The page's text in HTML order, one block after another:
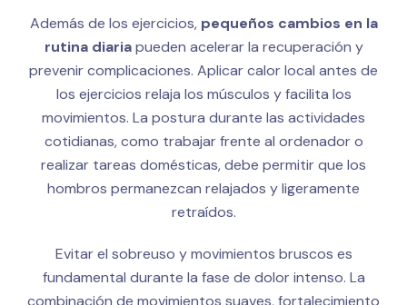
Además de los ejercicios, pequeños cambios en la
rutina diariapueden acelerar la recuperación y
prevenir complicaciones. Aplicar calor local antes de
los ejercicios relaja los músculos y facilita los
movimientos. La postura durante las actividades
cotidianas, como trabajar frente al ordenador o
realizar tareas domésticas, debe permitir que los
hombros permanezcan relajados y ligeramente
retraídos.
Evitar el sobreuso y movimientos bruscos es
fundamental durante la fase de dolor intenso. La
combinación de movimientos suaves, fortalecimiento